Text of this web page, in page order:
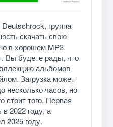
группа
скачать свою
в хорошем MP3
Вы будете рады, что
альбомов
Загрузка может
несколько часов, но
стоит того. Первая
2022 году, а
2025 году.